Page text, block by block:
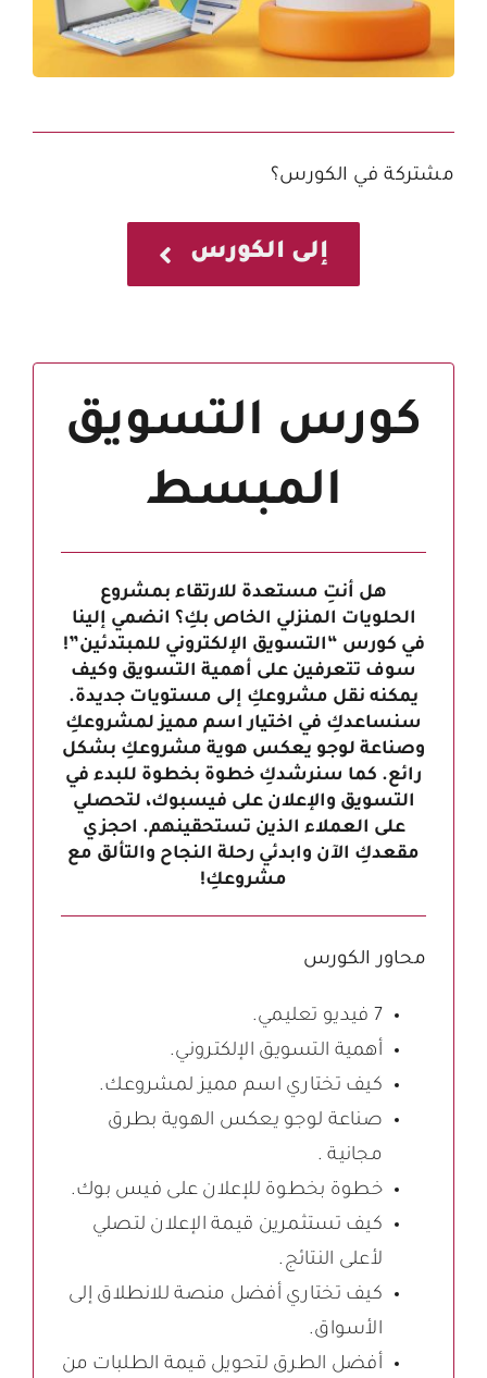
مشتركة في الكورس؟
إلى الكورس
كورس التسويق
المبسط
هل أنتِ مستعدة للارتقاء بمشروع
الحلويات المنزلي الخاص بكِ؟ انضمي إلينا
في كورس “التسويق الإلكتروني للمبتدئين”!
سوف تتعرفين على أهمية التسويق وكيف
يمكنه نقل مشروعكِ إلى مستويات جديدة.
سنساعدكِ في اختيار اسم مميز لمشروعكِ
وصناعة لوجو يعكس هوية مشروعكِ بشكل
رائع. كما سنرشدكِ خطوة بخطوة للبدء في
التسويق والإعلان على فيسبوك، لتحصلي
على العملاء الذين تستحقينهم. احجزي
مقعدكِ الآن وابدئي رحلة النجاح والتألق مع
مشروعكِ!
محاور الكورس
7 فيديو تعليمي.
أهمية التسويق الإلكتروني.
كيف تختاري اسم مميز لمشروعك.
صناعة لوجو يعكس الهوية بطرق
مجانية .
خطوة بخطوة للإعلان على فيس بوك.
كيف تستثمرين قيمة الإعلان لتصلي
لأعلى النتائج.
كيف تختاري أفضل منصة للانطلاق إلى
الأسواق.
أفضل الطرق لتحويل قيمة الطلبات من